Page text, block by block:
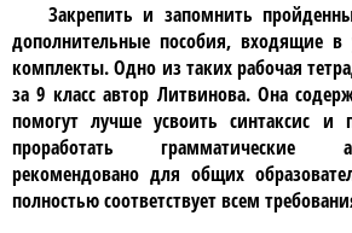
Закрепить и запомнить
дополнительные пособия, входящие в
комплекты. Одно из такихрабочая
за 9 класс автор Литвинова. Она
помогут лучше усвоить синтаксис и
проработать грамматические
рекомендовано для общих
полностью соответствует всем